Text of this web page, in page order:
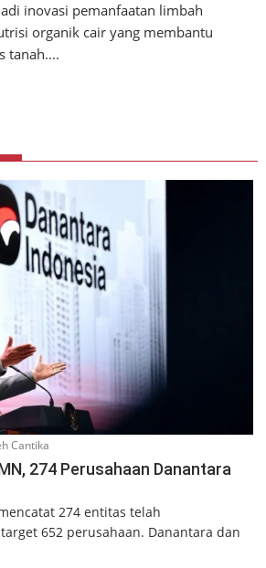
inovasi pemanfaatan limbah
organik cair yang membantu
tanah....
Cantika
274 Perusahaan Danantara
274 entitas telah
652 perusahaan. Danantara dan